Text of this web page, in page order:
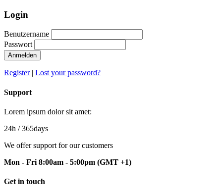
Login
Benutzername
Passwort
Anmelden
Register| Lost your password?
Support
Lorem ipsum dolor sit amet:
24h / 365days
We offer support for our customers
Mon - Fri 8:00am - 5:00pm (GMT +1)
Get in touch